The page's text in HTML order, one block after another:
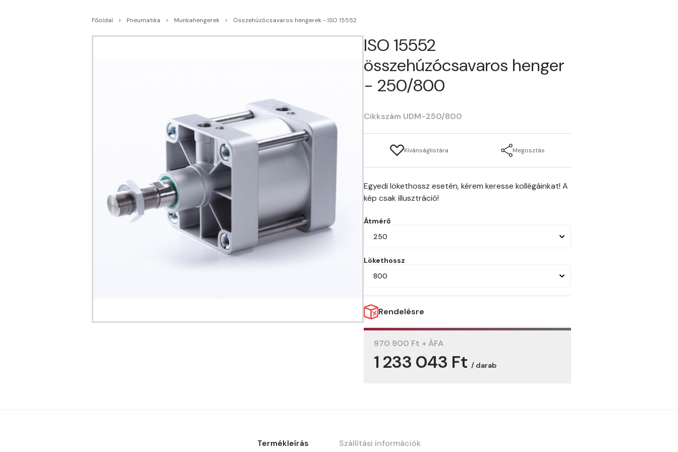
Főoldal Pneumatika Munkahengerek Összehúzócsavaros hengerek - ISO 15552
ISO 15552
összehúzócsavaros henger
- 250/800
Cikkszám UDM-250/800
Kívánságlistára Megosztás
Egyedi lökethossz esetén, kérem keresse kollégáinkat! A
kép csak illusztráció!
Átmérő
250
Lökethossz
800
Rendelésre
970 900 Ft + ÁFA
1 233 043 Ft / darab
Termékleírás Szállítási információk